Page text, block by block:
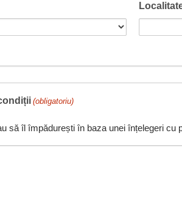
(obligatoriu)
să îl împădurești în baza unei înțelegeri cu